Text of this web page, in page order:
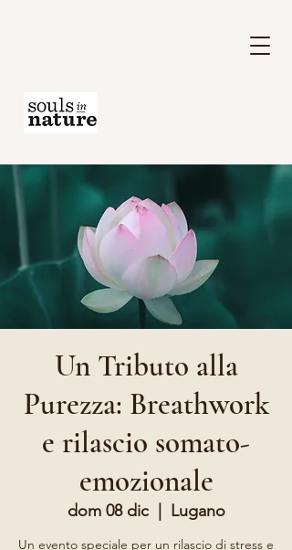
Un Tributo alla
Purezza: Breathwork
e rilascio somato-
emozionale
dom 08 dic
  |
Lugano
Un evento speciale per un rilascio di stress e